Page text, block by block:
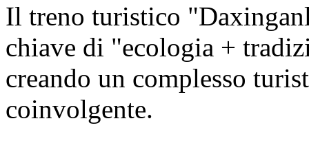
Il treno turistico
chiave di "ecologia +
creando un complesso
coinvolgente.